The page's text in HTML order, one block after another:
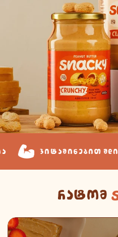
ვიტამინებით მდიდარი
რატომ